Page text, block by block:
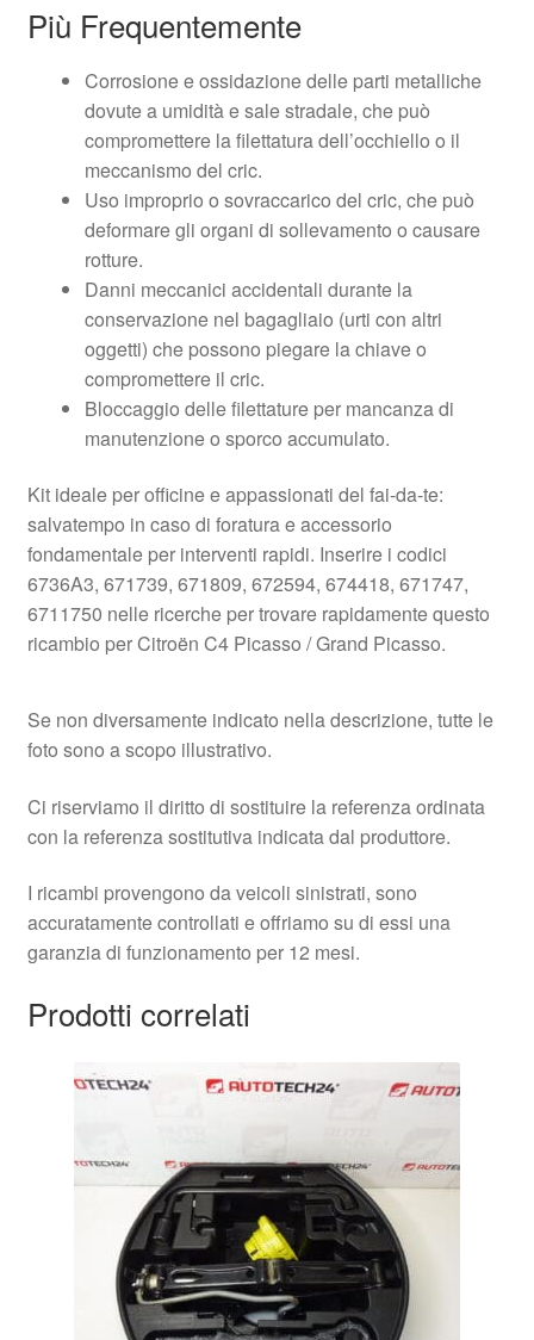
Più Frequentemente
Corrosione e ossidazione delle parti metalliche
dovute a umidità e sale stradale, che può
compromettere la filettatura dell’occhiello o il
meccanismo del cric.
Uso improprio o sovraccarico del cric, che può
deformare gli organi di sollevamento o causare
rotture.
Danni meccanici accidentali durante la
conservazione nel bagagliaio (urti con altri
oggetti) che possono piegare la chiave o
compromettere il cric.
Bloccaggio delle filettature per mancanza di
manutenzione o sporco accumulato.
Kit ideale per officine e appassionati del fai-da-te:
salvatempo in caso di foratura e accessorio
fondamentale per interventi rapidi. Inserire i codici
6736A3, 671739, 671809, 672594, 674418, 671747,
6711750 nelle ricerche per trovare rapidamente questo
ricambio per Citroën C4 Picasso / Grand Picasso.
Se non diversamente indicato nella descrizione, tutte le
foto sono a scopo illustrativo.
Ci riserviamo il diritto di sostituire la referenza ordinata
con la referenza sostitutiva indicata dal produttore.
I ricambi provengono da veicoli sinistrati, sono
accuratamente controllati e offriamo su di essi una
garanzia di funzionamento per 12 mesi.
Prodotti correlati